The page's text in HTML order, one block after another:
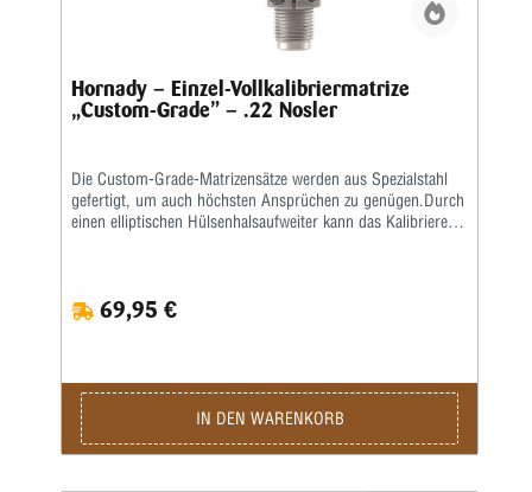
Hornady – Einzel-Vollkalibriermatrize
„Custom-Grade” – .22 Nosler
Die Custom-Grade-Matrizensätze werden aus Spezialstahl
gefertigt, um auch höchsten Ansprüchen zu genügen.Durch
einen elliptischen Hülsenhalsaufweiter kann das Kalibrieren
69,95 €
IN DEN WARENKORB